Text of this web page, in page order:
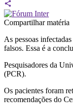
Compartilhar matéria
As pessoas
falsos. Essa é a
Pesquisadores da
(PCR).
Os pacientes foram
recomendações do